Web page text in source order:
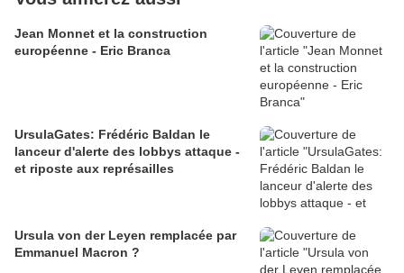
Jean Monnet et la construction
européenne - Eric Branca
UrsulaGates: Frédéric Baldan le
lanceur d'alerte des lobbys attaque -
et riposte aux représailles
Ursula von der Leyen remplacée par
Emmanuel Macron ?